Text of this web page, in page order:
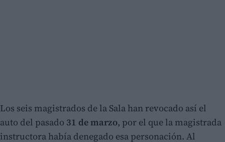
Los seis magistrados de la Sala han revocado así el
auto del pasado 31 de marzo, por el que la magistrada
instructora había denegado esa personación. Al